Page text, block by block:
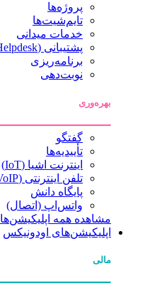
پروژه‌ها
تایم‌شیت‌ها
خدمات میدانی
پشتیبانی (Helpdesk)
برنامه‌ریزی
نوبت‌دهی
بهره‌وری
گفتگو
تأییدیه‌ها
اینترنت اشیا (IoT)
تلفن اینترنتی (VoIP)
پایگاه دانش
واتس‌اپ (اتصال)
مشاهده همه اپلیکیشن‌ها
اپلیکیشن‌های اودونیکس
مالی